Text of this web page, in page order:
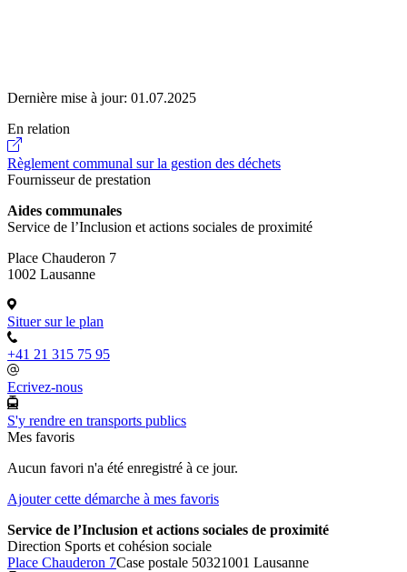
Dernière mise à jour: 01.07.2025
En relation
Règlement communal sur la gestion des déchets
Fournisseur de prestation
Aides communales
Service de l’Inclusion et actions sociales de proximité
Place Chauderon 7
1002 Lausanne
Situer sur le plan
+41 21 315 75 95
Ecrivez-nous
S'y rendre en transports publics
Mes favoris
Aucun favori n'a été enregistré à ce jour.
Ajouter cette démarche à mes favoris
Service de l’Inclusion et actions sociales de proximité
Direction Sports et cohésion sociale
Place Chauderon 7Case postale 50321001 Lausanne